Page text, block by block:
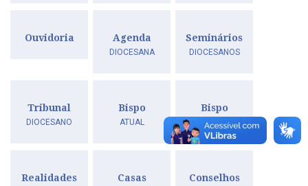
Ouvidoria Agenda
DIOCESANA
Seminários
DIOCESANOS
Tribunal
DIOCESANO
Bispo
ATUAL
Bispo
ANTERIORES
Realidades Casas Conselhos